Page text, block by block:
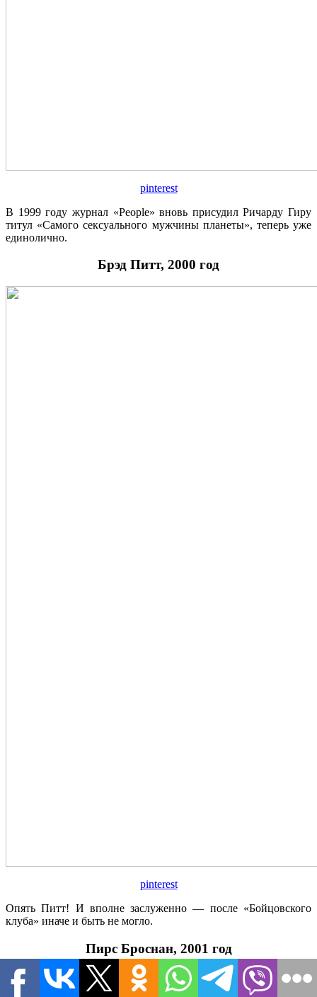
pinterest
В 1999 году журнал «People» вновь присудил Ричарду Гиру
титул «Самого сексуального мужчины планеты», теперь уже
единолично.
Брэд Питт, 2000 год
pinterest
Опять Питт! И вполне заслуженно — после «Бойцовского
клуба» иначе и быть не могло.
Пирс Броснан, 2001 год